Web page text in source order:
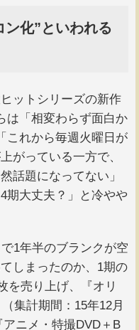
ン化”といわれる
ットシリーズの新作
は「相変わらず面白か
これから毎週火曜日が
がっている一方で、
話題になってない」
期大丈夫？」と冷やや
1年半のブランクが空
しまったのか、1期の
を売り上げ、『オリ
集計期間：15年12月
ニメ・特撮DVD＋B